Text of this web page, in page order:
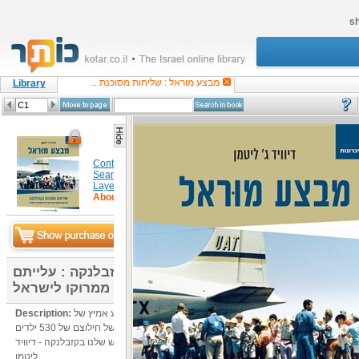
Library מבצע מוראל : שליחות מסוכנת ...
Content
Search in item
Layers
About
מבצע מוראל : שליחות מסוכנת בקזבלנקה : עלייתם
החשאית של 530 ילדים ממרוקו לישראל
Description: "מבצע מוראל - שליחות מסוכנת בקזבלנקה", מתעד מבצע אמיץ של
המוסד בקיץ 1961 . הסיפור המותח, ולעיתים מקפיא הדם, של חילוצם של 530 ילדים
יהודים ממרוקו לארץ דרך מחנה קיץ בשווייץ, מסופר על ידי האיש שלנו בקזבלנקה - דיוויד
ליטמן.